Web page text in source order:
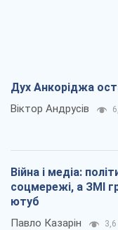
Дух Анкоріджа
Віктор Андрусів
Війна і медіа:
соцмережі, а ЗМІ
ютуб
Павло Казарін 3,6